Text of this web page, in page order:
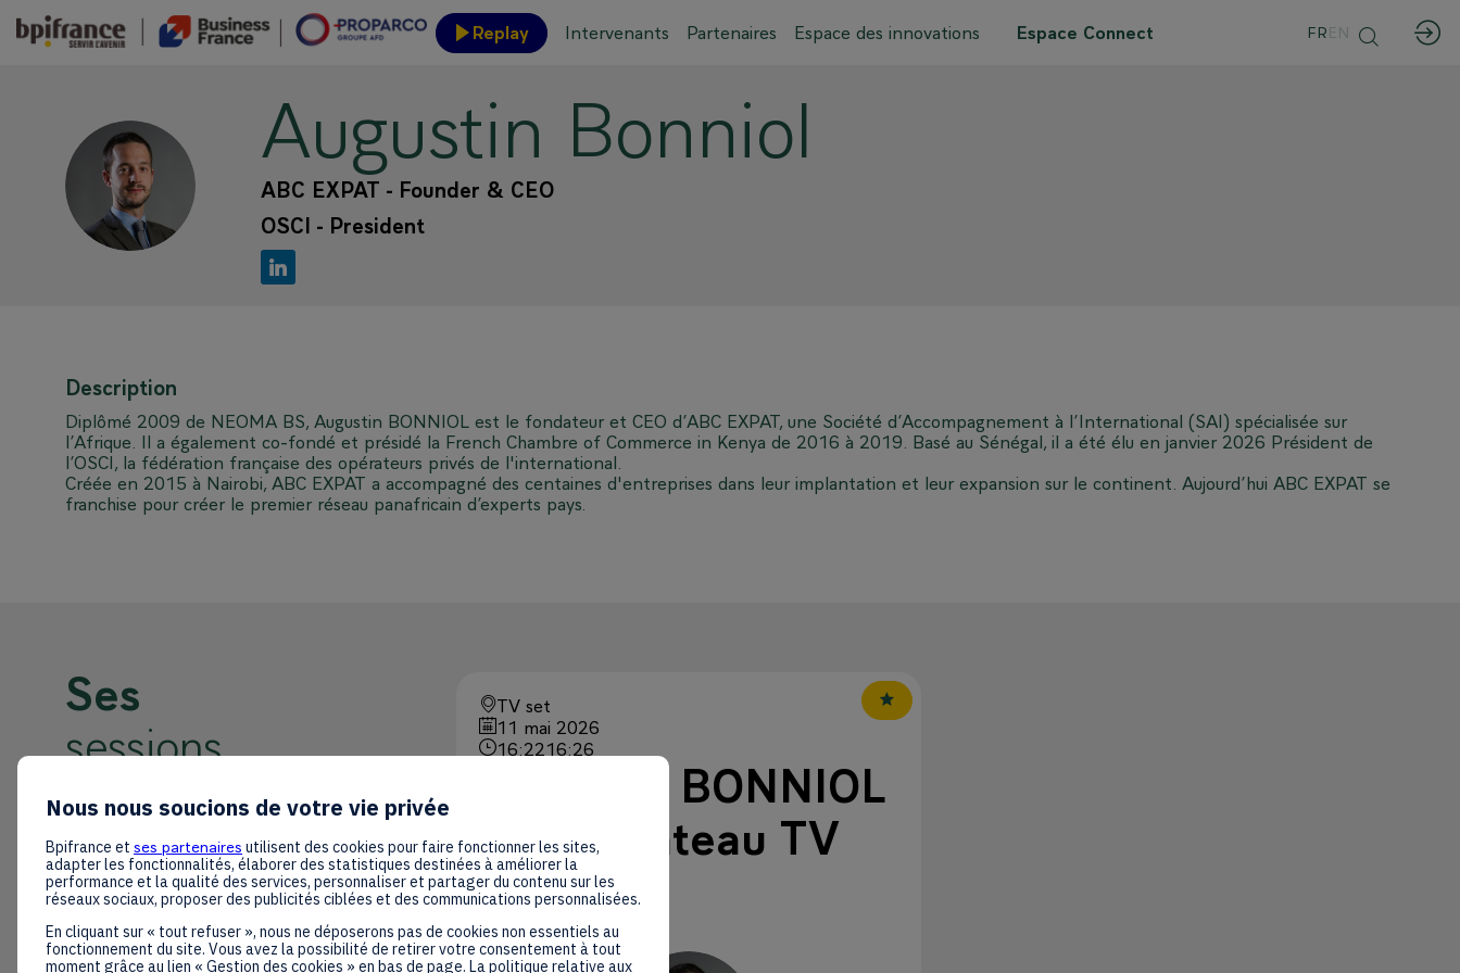
Replay Intervenants Partenaires Espace des innovations Espace Connect
Informations pratiques Plan de l'événement
FREN
AB
Augustin Bonniol
ABC EXPAT - Founder & CEO
OSCI - President
Description
Diplômé 2009 de NEOMA BS, Augustin BONNIOL est le fondateur et CEO d’ABC EXPAT, une Société d’Accompagnement à l’International (SAI) spécialisée sur
l’Afrique. Il a également co-fondé et présidé la French Chambre of Commerce in Kenya de 2016 à 2019. Basé au Sénégal, il a été élu en janvier 2026 Président de
l’OSCI, la fédération française des opérateurs privés de l'international.
Créée en 2015 à Nairobi, ABC EXPAT a accompagné des centaines d'entreprises dans leur implantation et leur expansion sur le continent. Aujourd’hui ABC EXPAT se
franchise pour créer le premier réseau panafricain d’experts pays.
Ses
sessions
Retrouvez la liste de toutes les sessions
manquer aucune de ses interventions.
Toutes les sessions
TV set
11 mai 2026
16:22 16:26
Augustin BONNIOL
sur le plateau TV
d'Inspire
Intervenant:
Nous nous soucions de votre vie privée
Bpifrance et ses partenaires utilisent des cookies pour faire fonctionner les sites,
adapter les fonctionnalités, élaborer des statistiques destinées à améliorer la
performance et la qualité des services, personnaliser et partager du contenu sur les
réseaux sociaux, proposer des publicités ciblées et des communications personnalisées.
En cliquant sur « tout refuser », nous ne déposerons pas de cookies non essentiels au
fonctionnement du site. Vous avez la possibilité de retirer votre consentement à tout
moment grâce au lien « Gestion des cookies » en bas de page. La politique relative aux